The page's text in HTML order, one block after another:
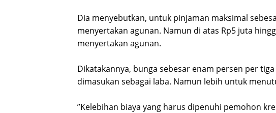
Dia menyebutkan, untuk pinjaman maksimal
menyertakan agunan. Namun di atas Rp5 juta
menyertakan agunan.
Dikatakannya, bunga sebesar enam persen per
dimasukan sebagai laba. Namun lebih untuk
”Kelebihan biaya yang harus dipenuhi pemohon